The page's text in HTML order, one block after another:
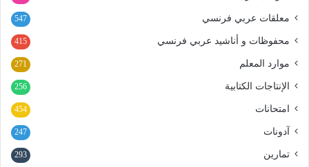
معلقات عربي فرنسي 547
محفوظات و أناشيد عربي فرنسي 415
موارد المعلم 271
الإنتاجات الكتابية 256
امتحانات 454
آدونات 247
تمارين 293